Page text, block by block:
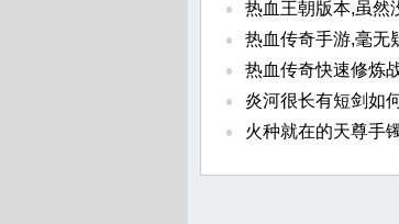
热血王朝版本,虽然
热血传奇手游,毫无
热血传奇快速修炼
炎河很长有短剑如
火种就在的天尊手